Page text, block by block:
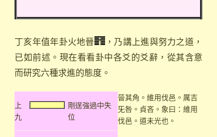
丁亥年值年卦火地晉
，乃講上進與努力之道，
已如前述。現在看看卦中各爻的爻辭，從其含意
而研究六種求進的態度。
上
九
剛逞強過中失
位
晉其角。維用伐邑。厲吉
旡咎。貞吝。象曰：維用
伐邑。道未光也。